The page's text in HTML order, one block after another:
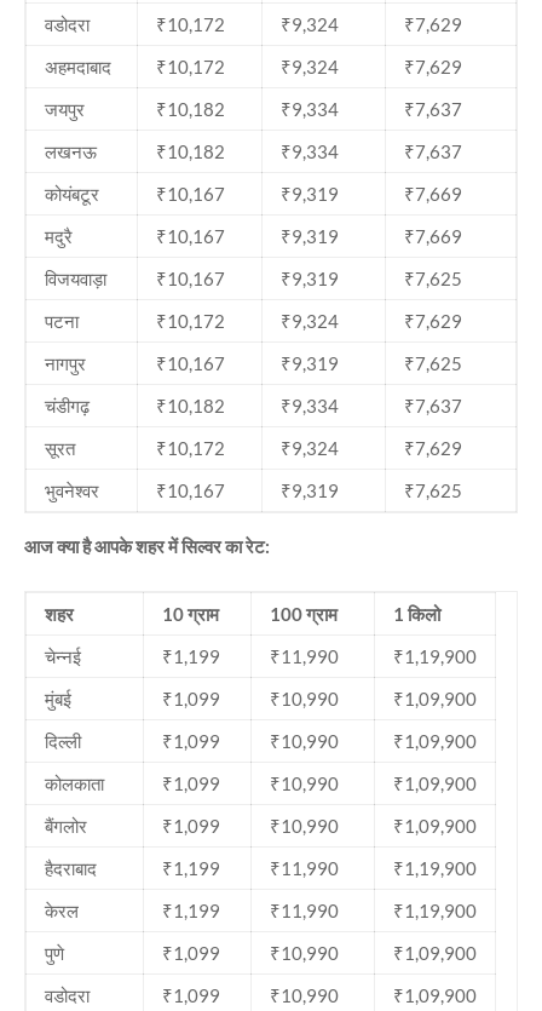
वडोदरा
₹10,172 ₹9,324
₹7,629
अहमदाबाद
₹10,172 ₹9,324
₹7,629
जयपुर
₹10,182 ₹9,334
₹7,637
लखनऊ
₹10,182 ₹9,334
₹7,637
कोयंबटूर
₹10,167 ₹9,319
₹7,669
मदुरै
₹10,167 ₹9,319
₹7,669
विजयवाड़ा
₹10,167 ₹9,319
₹7,625
पटना
₹10,172 ₹9,324
₹7,629
नागपुर
₹10,167 ₹9,319
₹7,625
चंडीगढ़
₹10,182 ₹9,334
₹7,637
सूरत
₹10,172 ₹9,324
₹7,629
भुवनेश्वर
₹10,167 ₹9,319 ₹7,625
आज क्या है आपके शहर में सिल्वर का रेट:
शहर 10 ग्राम 100 ग्राम
1 किलो
चेन्नई
₹1,199 ₹11,990
₹1,19,900
मुंबई
₹1,099 ₹10,990
₹1,09,900
दिल्ली
₹1,099 ₹10,990
₹1,09,900
कोलकाता
₹1,099 ₹10,990
₹1,09,900
बैंगलोर
₹1,099 ₹10,990
₹1,09,900
हैदराबाद
₹1,199 ₹11,990
₹1,19,900
केरल
₹1,199 ₹11,990
₹1,19,900
पुणे
₹1,099 ₹10,990
₹1,09,900
वडोदरा
₹1,099 ₹10,990
₹1,09,900